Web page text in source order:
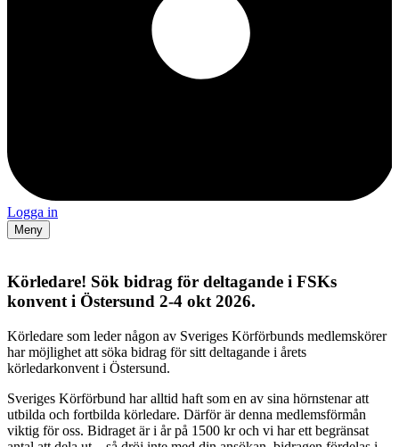
Logga in
Meny
Körledare! Sök bidrag för deltagande i FSKs
konvent i Östersund 2-4 okt 2026.
Körledare som leder någon av Sveriges Körförbunds medlemskörer
har möjlighet att söka bidrag för sitt deltagande i årets
körledarkonvent i Östersund.
Sveriges Körförbund har alltid haft som en av sina hörnstenar att
utbilda och fortbilda körledare. Därför är denna medlemsförmån
viktig för oss. Bidraget är i år på 1500 kr och vi har ett begränsat